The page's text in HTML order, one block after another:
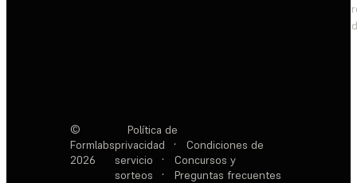
©
Formlabs
2026
Política de
privacidad
·
Condiciones de
servicio
·
Concursos y
sorteos
· Preguntas frecuentes